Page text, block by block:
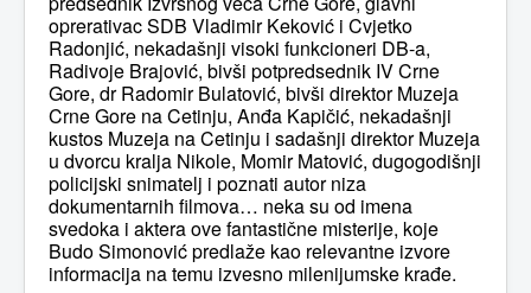
oprerativac SDB Vladimir Keković i Cvjetko
Radonjić, nekadašnji visoki funkcioneri DB-a,
Radivoje Brajović, bivši potpredsednik IV Crne
Gore, dr Radomir Bulatović, bivši direktor Muzeja
Crne Gore na Cetinju, Anđa Kapičić, nekadašnji
kustos Muzeja na Cetinju i sadašnji direktor Muzeja
u dvorcu kralja Nikole, Momir Matović, dugogodišnji
policijski snimatelj i poznati autor niza
dokumentarnih filmova… neka su od imena
svedoka i aktera ove fantastične misterije, koje
Budo Simonović predlaže kao relevantne izvore
informacija na temu izvesno milenijumske krađe.